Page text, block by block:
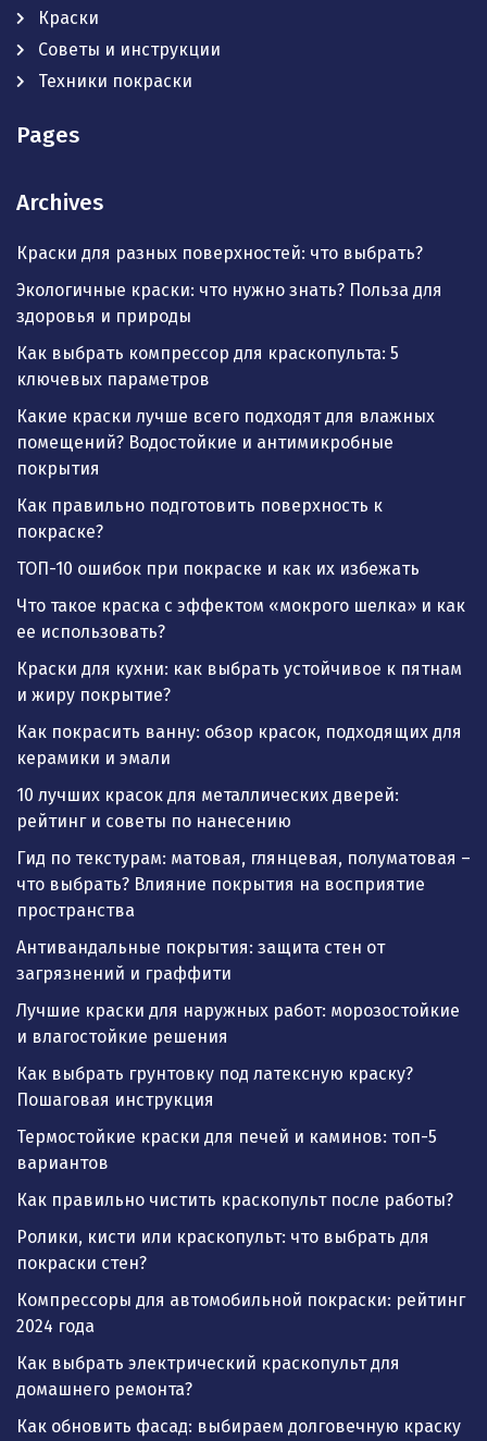
Краски
Советы и инструкции
Техники покраски
Pages
Archives
Краски для разных поверхностей: что выбрать?
Экологичные краски: что нужно знать? Польза для
здоровья и природы
Как выбрать компрессор для краскопульта: 5
ключевых параметров
Какие краски лучше всего подходят для влажных
помещений? Водостойкие и антимикробные
покрытия
Как правильно подготовить поверхность к
покраске?
ТОП-10 ошибок при покраске и как их избежать
Что такое краска с эффектом «мокрого шелка» и как
ее использовать?
Краски для кухни: как выбрать устойчивое к пятнам
и жиру покрытие?
Как покрасить ванну: обзор красок, подходящих для
керамики и эмали
10 лучших красок для металлических дверей:
рейтинг и советы по нанесению
Гид по текстурам: матовая, глянцевая, полуматовая –
что выбрать? Влияние покрытия на восприятие
пространства
Антивандальные покрытия: защита стен от
загрязнений и граффити
Лучшие краски для наружных работ: морозостойкие
и влагостойкие решения
Как выбрать грунтовку под латексную краску?
Пошаговая инструкция
Термостойкие краски для печей и каминов: топ-5
вариантов
Как правильно чистить краскопульт после работы?
Ролики, кисти или краскопульт: что выбрать для
покраски стен?
Компрессоры для автомобильной покраски: рейтинг
2024 года
Как выбрать электрический краскопульт для
домашнего ремонта?
Как обновить фасад: выбираем долговечную краску